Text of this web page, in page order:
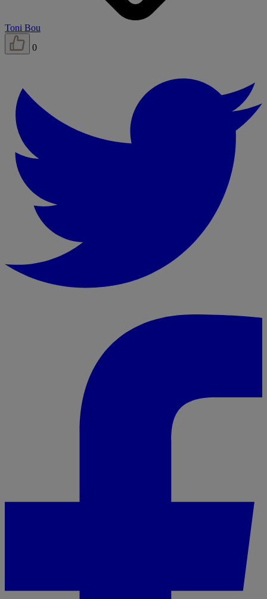
Toni Bou
0